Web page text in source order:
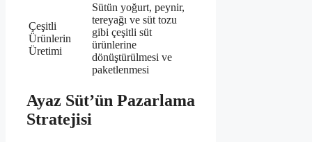
Çeşitli
Ürünlerin
Üretimi
Sütün yoğurt, peynir,
tereyağı ve süt tozu
gibi çeşitli süt
ürünlerine
dönüştürülmesi ve
paketlenmesi
Ayaz Süt’ün Pazarlama
Stratejisi